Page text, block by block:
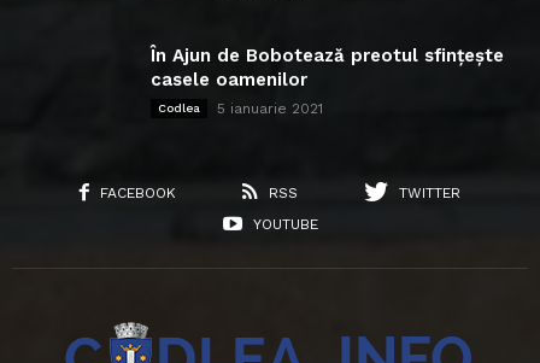
În Ajun de Bobotează preotul sfințește
casele oamenilor
Codlea 5 ianuarie 2021
FACEBOOK RSS
TWITTER
YOUTUBE